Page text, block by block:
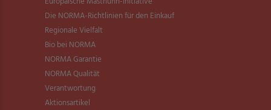
Die NORMA-Richtlinien für den Einkauf
Regionale Vielfalt
Bio bei NORMA
NORMA Garantie
NORMA Qualität
Verantwortung
Aktionsartikel